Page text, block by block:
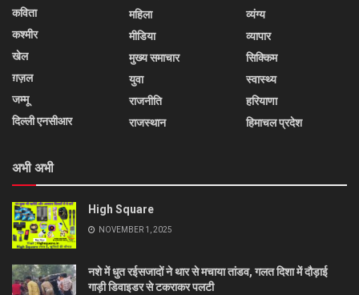
कविता
कश्मीर
खेल
ग़ज़ल
जम्मू
दिल्ली एनसीआर
महिला
मीडिया
मुख्य समाचार
युवा
राजनीति
राजस्थान
व्यंग्य
व्यापार
सिक्किम
स्वास्थ्य
हरियाणा
हिमाचल प्रदेश
अभी अभी
High Square
NOVEMBER 1, 2025
नशे में धुत रईसजादों ने थार से मचाया तांडव, गलत दिशा में दौड़ाई
गाड़ी डिवाइडर से टकराकर पलटी